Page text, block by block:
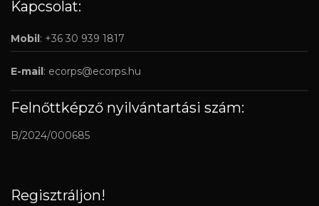
Kapcsolat:
Mobil: +36 30 939 1817
E-mail: ecorps@ecorps.hu
Felnőttképző nyilvántartási szám:
B/2024/000685
Regisztráljon!